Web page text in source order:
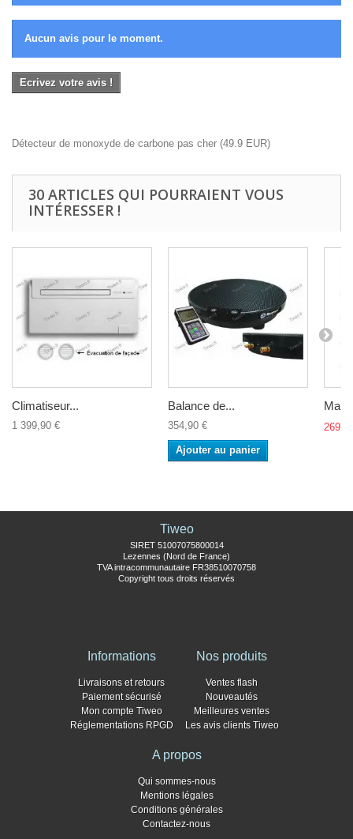
Aucun avis pour le moment.
Ecrivez votre avis !
Détecteur de monoxyde de carbone pas cher (49.9 EUR)
30 ARTICLES QUI POURRAIENT VOUS
INTÉRESSER !
Climatiseur...
1 399,90 €
Balance de...
354,90 €
Ajouter au panier
Tiweo
SIRET 51007075800014
Lezennes (Nord de France)
TVA intracommunautaire FR38510070758
Copyright tous droits réservés
Informations
Livraisons et retours
Paiement sécurisé
Mon compte Tiweo
Réglementations RPGD
Nos produits
Ventes flash
Nouveautés
Meilleures ventes
Les avis clients Tiweo
A propos
Qui sommes-nous
Mentions légales
Conditions générales
Contactez-nous